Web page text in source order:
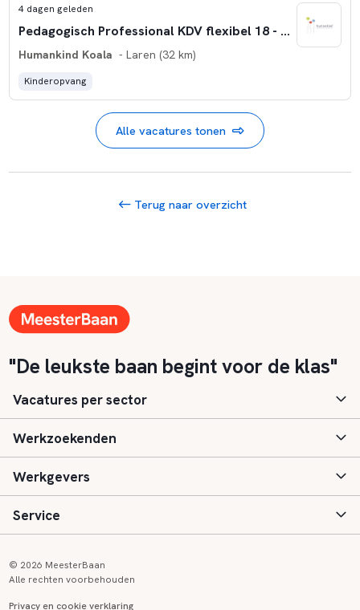
4 dagen geleden
Pedagogisch Professional KDV flexibel 18 - 27 uur 't Gooi
Humankind Koala - Laren (32 km)
Kinderopvang
Alle vacatures tonen
Terug naar overzicht
"De leukste baan begint voor de klas"
Vacatures per sector
Basisonderwijs
Speciaal (basis) onderwijs
Voortgezet onderwijs
Werkzoekenden
Aanmelden
Vacatures
Werkgevers
Inloggen
Service
© 2026 MeesterBaan
Alle rechten voorbehouden
Privacy en cookie verklaring